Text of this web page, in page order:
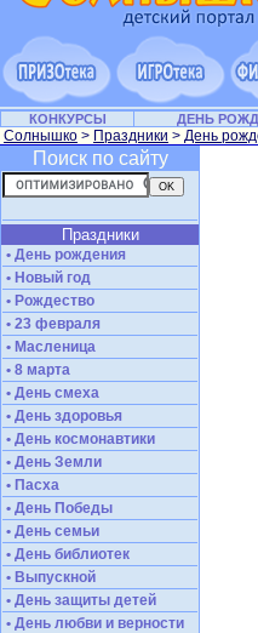
КОНКУРСЫ ДЕНЬ
Солнышко > Праздники > День
Поиск по сайту
Праздники
• День рождения
• Новый год
• Рождество
• 23 февраля
• Масленица
• 8 марта
• День смеха
• День здоровья
• День космонавтики
• День Земли
• Пасха
• День Победы
• День семьи
• День библиотек
• Выпускной
• День защиты детей
• День любви и верности